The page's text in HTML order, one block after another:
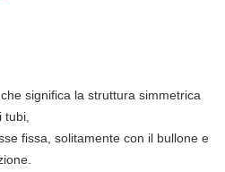
significa la struttura simmetrica
fissa, solitamente con il bullone e